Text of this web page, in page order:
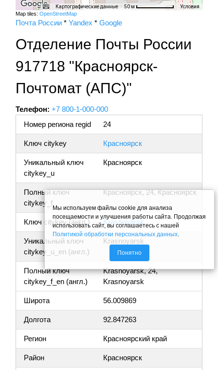
Картографические данные 50 м Условия
Map tiles: OpenStreetMap
Почта России * Yandex * Google
Отделение Почты России
917718 "Красноярск-
Почтомат (АПС)"
Телефон: +7 800-1-000-000
Номер региона regid
24
Ключ citykey Красноярск
Уникальный ключ
citykey_u
Красноярск
Полный ключ
citykey_f
Красноярск, 24, Красноярск
Ключ citykey (англ.) Krasnoyarsk
Уникальный ключ
citykey_u_en (англ.)
Krasnoyarsk
Полный ключ
citykey_f_en (англ.)
Krasnoyarsk, 24,
Krasnoyarsk
Широта 56.009869
Долгота 92.847263
Регион Красноярский край
Район Красноярск
Мы используем файлы cookie для анализа
посещаемости и улучшения работы сайта. Продолжая
использовать сайт, вы соглашаетесь с нашей
Политикой обработки персональных данных.
Понятно